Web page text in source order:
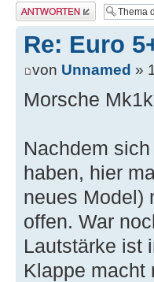
Antwort erstellen
Re: Euro
von Unnamed »
Morsche
Nachdem
haben, hier
neues Model)
offen. War
Lautstärke ist
Klappe macht